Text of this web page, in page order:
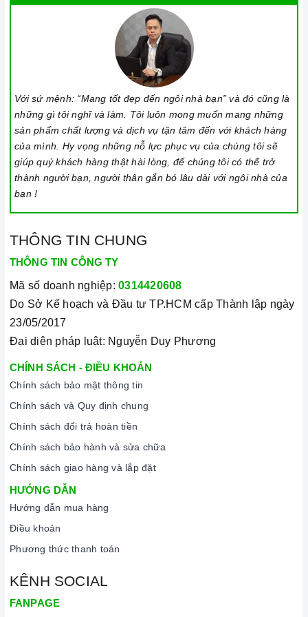
giây cho đến khi có tín hiệu thông báo.
Lưu ý vệ sinh và bảo quản bếp
Luôn dùng khăn mềm và khô để vệ sinh mặt bếp, chú ý lau
thật nhẹ để tránh làm trầy xước mặt bếp.
Đối với các vết bẩn cứng đầu, có thể dùng giấy ướt hoặc chất
tẩy rửa chuyên dụng để lau mặt bếp.
Lưu ý chỉ nên thực hiện việc này khi bếp đã nguội và cách xa
thời gian nấu nướng để đảm bảo an toàn.
Khi không sử dụng, nên cất giữ cẩn thận và bảo quản mặt
bếp để tránh làm trầy xước, ảnh hưởng đến cảm ứng bếp..
Thường xuyên lau chùi bếp và giữ vệ sinh sạch sẽ để đảm
bảo tuổi thọ của bếp.
Cam kết hàng chính hãng:Chúng tôi cam kết cung cấp sản
phẩm chính hãng 100%, có nguồn gốc, xuất xứ và chứng từ
rõ ràng.
lắp đặt, chế độ bảo hành chính hãng, hậu mãi chuyên
nghiệp, đảm bảo rằng quý khách sẽ có trải nghiệm tuyệt vời
và không gặp bất kỳ khó khăn nào trong quá trình sử dụng
sản phẩm.
Vận chuyển lắp đặt nhanh chóng:
nhân viên và kỹ thuật viên chuyên nghiệp, tận tâm sẽ đồng
hành cùng quý khách trong quá trình mua sắm và sử dụng
sản phẩm.
Với sứ mệnh: “Mang tốt đẹp đến ngôi nhà bạn” và đó cũng là
những gì tôi nghĩ và làm. Tôi luôn mong muốn mang những
sản phẩm chất lượng và dịch vụ tận tâm đến với khách hàng
của mình. Hy vọng những nỗ lực phục vụ của chúng tôi sẽ
giúp quý khách hàng thật hài lòng, để chúng tôi có thể trở
thành người bạn, người thân gắn bó lâu dài với ngôi nhà của
bạn !
THÔNG TIN CHUNG
THÔNG TIN CÔNG TY
Mã số doanh nghiệp: 0314420608
Do Sở Kế hoạch và Đầu tư TP.HCM cấp Thành lập ngày
23/05/2017
Đại diện pháp luật: Nguyễn Duy Phương
CHÍNH SÁCH - ĐIỀU KHOẢN
Chính sách bảo mật thông tin
Chính sách và Quy định chung
Chính sách đổi trả hoàn tiền
Chính sách bảo hành và sửa chữa
Chính sách giao hàng và lắp đặt
HƯỚNG DẪN
Hướng dẫn mua hàng
Điều khoản
Phương thức thanh toán
KÊNH SOCIAL
FANPAGE